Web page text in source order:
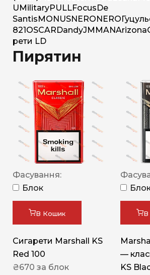
U MilitaryPULLFocus De
Santis MONUSNERO NERO
821 OSCAR DandyJM MANArizona
рети LD
Пирятин
Фасування:
Блок
В Кошик
Сигарети Marshall KS
Red 100
₴670 за блок
В
—
KS